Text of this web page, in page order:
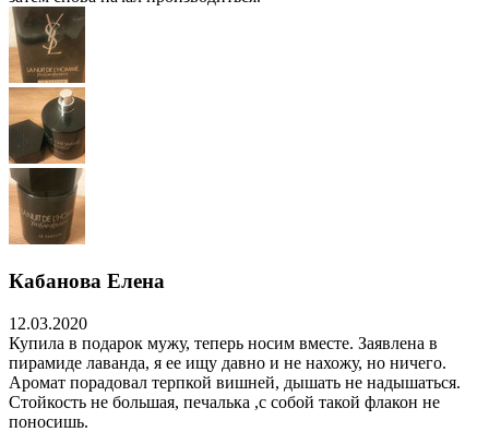
Кабанова Елена
12.03.2020
Купила в подарок мужу, теперь носим вместе. Заявлена в
пирамиде лаванда, я ее ищу давно и не нахожу, но ничего.
Аромат порадовал терпкой вишней, дышать не надышаться.
Стойкость не большая, печалька ,с собой такой флакон не
поносишь.